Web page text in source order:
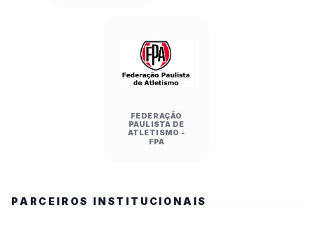
FEDERAÇÃO
PAULISTA DE
ATLETISMO -
FPA
PARCEIROS INSTITUCIONAIS